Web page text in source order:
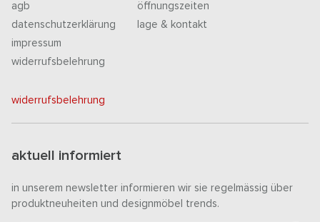
agb
datenschutzerklärung
impressum
widerrufsbelehrung
öffnungszeiten
lage & kontakt
widerrufsbelehrung
aktuell informiert
in unserem newsletter informieren wir sie regelmässig über
produktneuheiten und designmöbel trends.